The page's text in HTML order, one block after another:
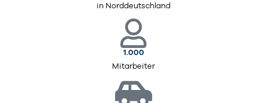
in Norddeutschland
1.000
Mitarbeiter